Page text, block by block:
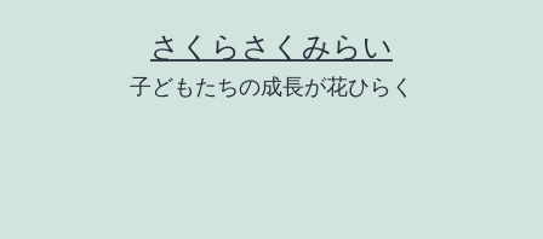
さくらさくみらい
子どもたちの成長が花ひらく